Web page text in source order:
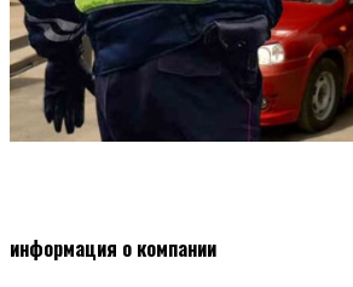
информация о компании